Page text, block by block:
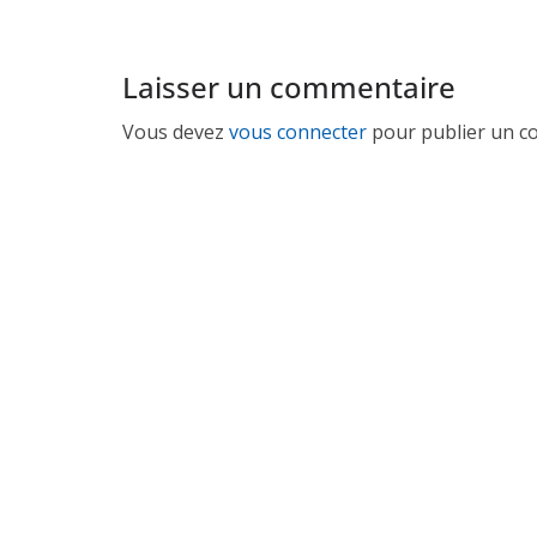
Laisser un commentaire
Vous devez vous connecter pour publier un